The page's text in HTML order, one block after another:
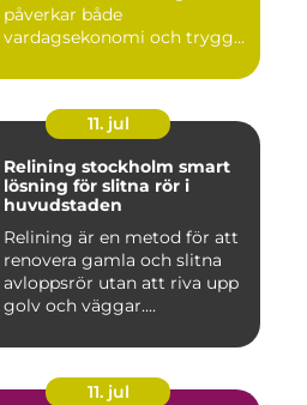
påverkar både
vardagsekonomi och trygg...
11. jul
Relining stockholm smart
lösning för slitna rör i
huvudstaden
Relining är en metod för att
renovera gamla och slitna
avloppsrör utan att riva upp
golv och väggar....
11. jul